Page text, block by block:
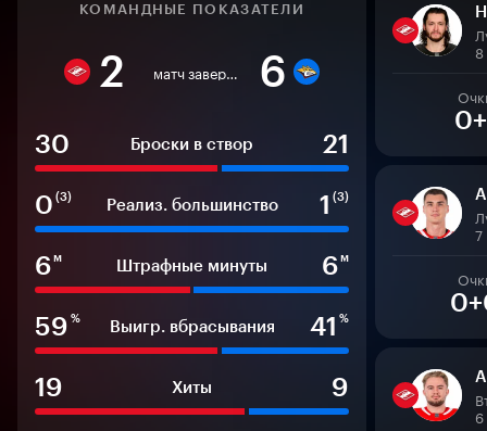
КОМАНДНЫЕ ПОКАЗАТЕЛИ
2 матч завершен 6
30 Броски в створ
21
0 (3) Реализ. большинство 1 (3)
6м Штрафные минуты 6м
59 % Выигр. вбрасывания 41 %
19 Хиты
9
8
7